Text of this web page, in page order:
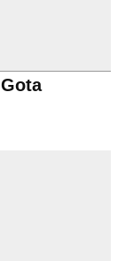
Gota